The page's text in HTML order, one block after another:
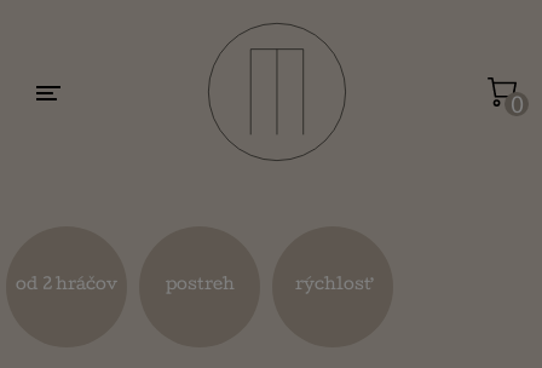
0
od 2 hráčov postreh rýchlosť